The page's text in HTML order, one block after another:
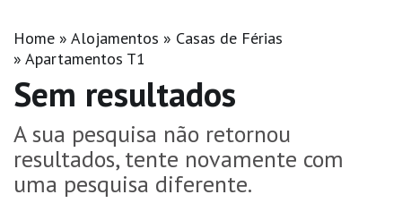
Home Alojamentos
Casas de Férias
Apartamentos T1
Sem resultados
A sua pesquisa não retornou
resultados, tente novamente com
uma pesquisa diferente.